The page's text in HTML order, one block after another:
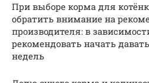
При выборе корма для
обратить внимание на
производителя: в
рекомендовать начать
недель